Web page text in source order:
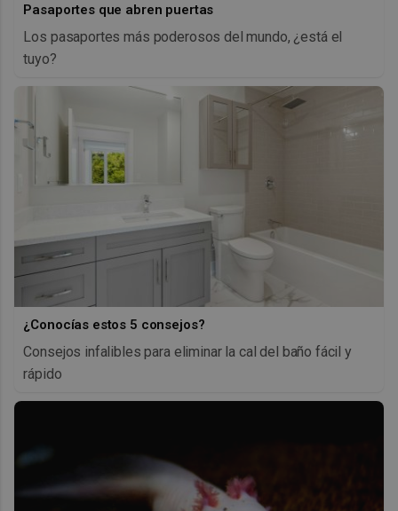
Pasaportes que abren puertas
Los pasaportes más poderosos del mundo, ¿está el
tuyo?
¿Conocías estos 5 consejos?
Consejos infalibles para eliminar la cal del baño fácil y
rápido